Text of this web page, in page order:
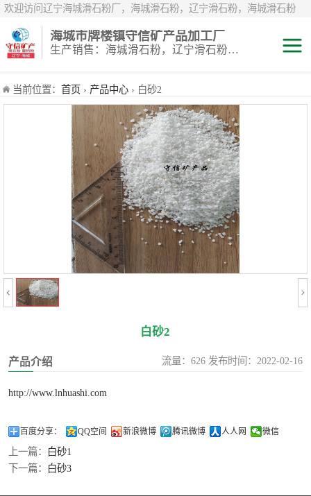
欢迎访问辽宁海城滑石粉厂，海城滑石粉，辽宁滑石粉，海城滑石粉
钙粉厂，辽宁白云石粉，海城白云石粉，辽宁鹅卵石，辽宁白鹅卵石，
辽宁雪花白砂，海城雪花白砂，岫岩雪花白砂，辽宁煅烧滑石粉，海城
海城市牌楼镇守信矿产品加工厂
生产销售：海城滑石粉，辽宁滑石粉，重钙粉，海城重钙粉，煅烧滑石颗粒等系列产品
当前位置： 首页 › 产品中心 › 白砂2
白砂2
产品介绍 流量：626 发布时间：2022-02-16
http://www.lnhuashi.com
百度分享： QQ空间 新浪微博 腾讯微博 人人网 微信
上一篇：
白砂1
下一篇：
白砂3
滑石粉